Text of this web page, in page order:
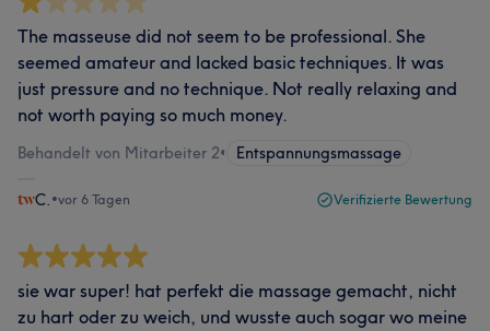
The masseuse did not seem to be professional. She
seemed amateur and lacked basic techniques. It was
just pressure and no technique. Not really relaxing and
not worth paying so much money.
Behandelt von Mitarbeiter 2• Entspannungsmassage
C. •vor 6 Tagen Verifizierte Bewertung
sie war super! hat perfekt die massage gemacht, nicht
zu hart oder zu weich, und wusste auch sogar wo meine